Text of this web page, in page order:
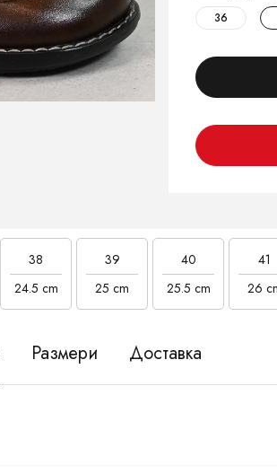
36
38
24.5 cm
39
25 cm
40
25.5 cm
41
26
Размери Доставка